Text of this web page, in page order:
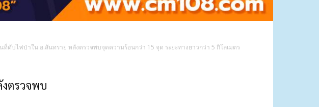
ที่ดับไฟป่าใน อ.สันทราย หลังตรวจพบจุดความร้อนกว่า 15 จุด ระยะทางยาวกว่า 5 กิโลเมตร
ตรวจพบ